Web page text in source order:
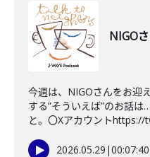
NIGO
今週は、NIGOさんをお迎
する”そういえば”のお話
と。〇Xアカウント
2026.05.29 |00:07:40